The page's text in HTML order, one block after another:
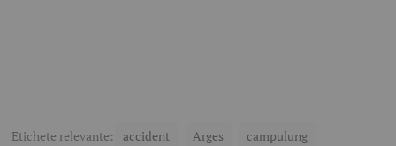
Etichete relevante: accident Arges campulung